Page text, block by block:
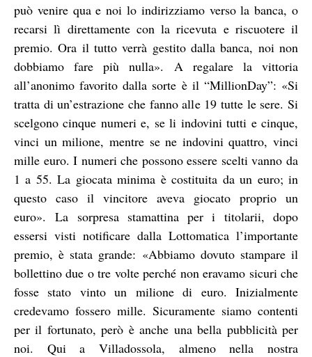
può venire qua e noi lo indirizziamo verso la banca, o
recarsi lì direttamente con la ricevuta e riscuotere il
premio. Ora il tutto verrà gestito dalla banca, noi non
dobbiamo fare più nulla». A regalare la vittoria
all’anonimo favorito dalla sorte è il “MillionDay”: «Si
tratta di un’estrazione che fanno alle 19 tutte le sere. Si
scelgono cinque numeri e, se li indovini tutti e cinque,
vinci un milione, mentre se ne indovini quattro, vinci
mille euro. I numeri che possono essere scelti vanno da
1 a 55. La giocata minima è costituita da un euro; in
questo caso il vincitore aveva giocato proprio un
euro». La sorpresa stamattina per i titolarii, dopo
essersi visti notificare dalla Lottomatica l’importante
premio, è stata grande: «Abbiamo dovuto stampare il
bollettino due o tre volte perché non eravamo sicuri che
fosse stato vinto un milione di euro. Inizialmente
credevamo fossero mille. Sicuramente siamo contenti
per il fortunato, però è anche una bella pubblicità per
noi. Qui a Villadossola, almeno nella nostra